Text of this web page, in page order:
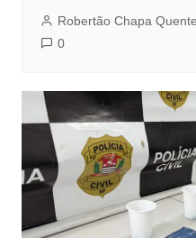
Robertão Chapa Quente
0